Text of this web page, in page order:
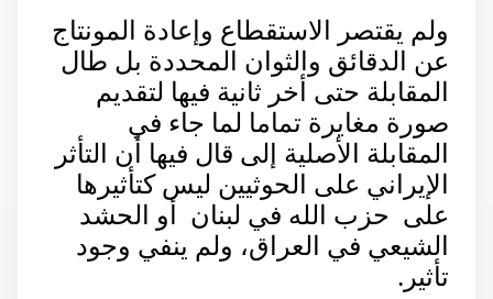
ولم يقتصر الاستقطاع وإعادة المونتاج
عن الدقائق والثوان المحددة بل طال
المقابلة حتى أخر ثانية فيها لتقديم
صورة مغايرة تماما لما جاء في
المقابلة الأصلية إلى قال فيها أن التأثر
الإيراني على الحوثيين ليس كتأثيرها
على حزب الله في لبنان أو الحشد
الشيعي في العراق، ولم ينفي وجود
تأثير.